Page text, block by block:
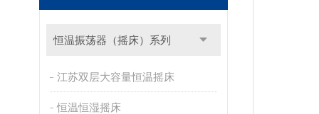
恒温振荡器（摇床）系列
江苏双层大容量恒温摇床
恒温恒湿摇床